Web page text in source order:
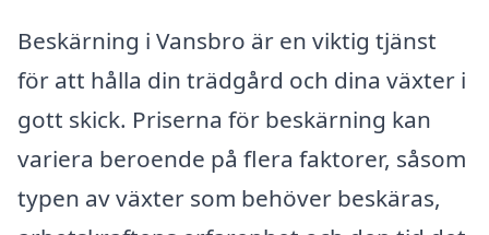
Beskärning i Vansbro är en viktig tjänst
för att hålla din trädgård och dina växter i
gott skick. Priserna för beskärning kan
variera beroende på flera faktorer, såsom
typen av växter som behöver beskäras,